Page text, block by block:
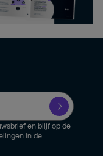
en blijf op de
in de